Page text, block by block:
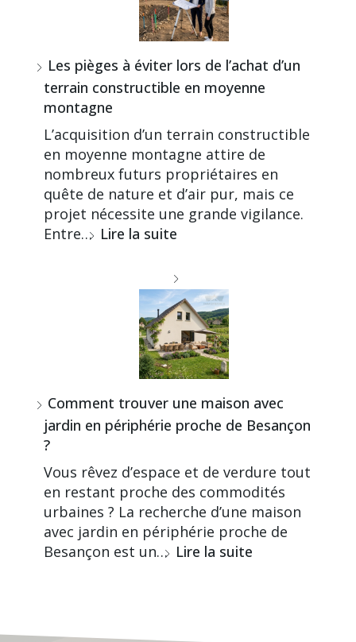
Les pièges à éviter lors de l’achat d’un
terrain constructible en moyenne
montagne
L’acquisition d’un terrain constructible
en moyenne montagne attire de
nombreux futurs propriétaires en
quête de nature et d’air pur, mais ce
projet nécessite une grande vigilance.
Entre… Lire la suite
Comment trouver une maison avec
jardin en périphérie proche de Besançon
?
Vous rêvez d’espace et de verdure tout
en restant proche des commodités
urbaines ? La recherche d’une maison
avec jardin en périphérie proche de
Besançon est un… Lire la suite